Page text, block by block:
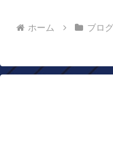
ホーム ブログ